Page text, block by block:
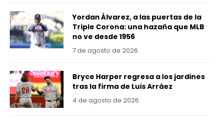
Yordan Álvarez, a las puertas de la
Triple Corona: una hazaña que MLB
no ve desde 1956
7 de agosto de 2026
Bryce Harper regresa a los jardines
tras la firma de Luis Arráez
4 de agosto de 2026